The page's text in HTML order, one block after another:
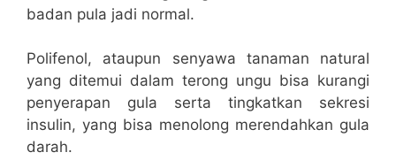
badan pula jadi normal.
Polifenol, ataupun senyawa tanaman natural
yang ditemui dalam terong ungu bisa kurangi
penyerapan gula serta tingkatkan sekresi
insulin, yang bisa menolong merendahkan gula
darah.